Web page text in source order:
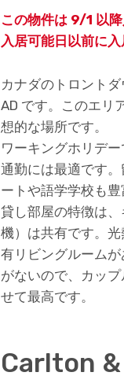
この物件は 9/1 以
入居可能日以前に
カナダのトロント
AD です。このエリ
想的な場所です。
ワーキングホリデ
通勤には最適です
ートや語学学校も豊
貸し部屋の特徴は
機）は共有です。
有リビングルーム
がないので、カッ
せて最高です。
Carlton